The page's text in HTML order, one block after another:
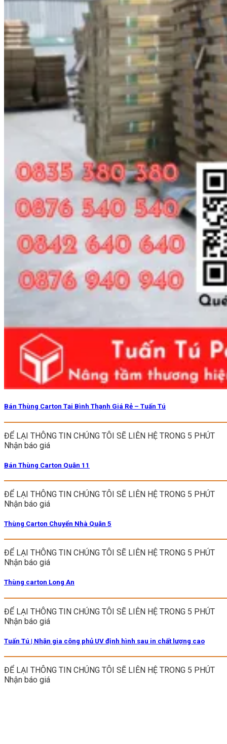
Bán Thùng Carton Tại Bình Thạnh Giá Rẻ – Tuấn Tú
ĐỂ LẠI THÔNG TIN CHÚNG TÔI SẼ LIÊN HỆ TRONG 5 PHÚT
Nhận báo giá
Bán Thùng Carton Quận 11
ĐỂ LẠI THÔNG TIN CHÚNG TÔI SẼ LIÊN HỆ TRONG 5 PHÚT
Nhận báo giá
Thùng Carton Chuyển Nhà Quận 5
ĐỂ LẠI THÔNG TIN CHÚNG TÔI SẼ LIÊN HỆ TRONG 5 PHÚT
Nhận báo giá
Thùng carton Long An
ĐỂ LẠI THÔNG TIN CHÚNG TÔI SẼ LIÊN HỆ TRONG 5 PHÚT
Nhận báo giá
Tuấn Tú | Nhận gia công phủ UV định hình sau in chất lượng cao
ĐỂ LẠI THÔNG TIN CHÚNG TÔI SẼ LIÊN HỆ TRONG 5 PHÚT
Nhận báo giá